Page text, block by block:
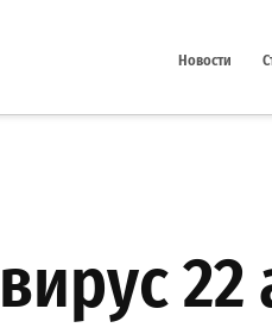
Новости
22